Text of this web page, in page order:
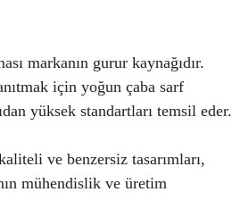
markanın gurur kaynağıdır.
için yoğun çaba sarf
yüksek standartları temsil eder.
ve benzersiz tasarımları,
mühendislik ve üretim